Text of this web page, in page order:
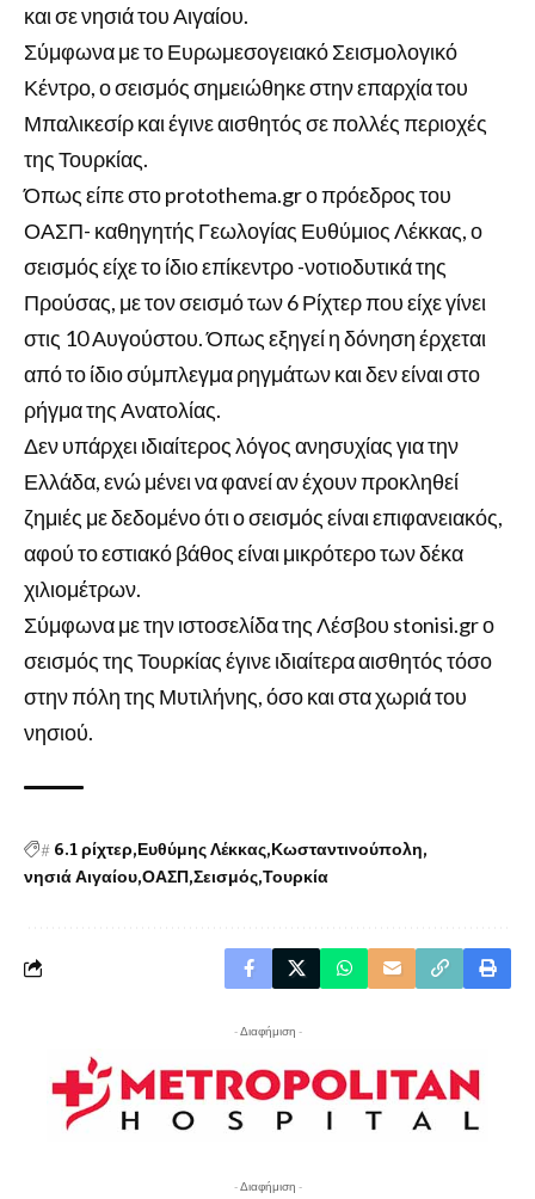
και σε νησιά του Αιγαίου.
Σύμφωνα με το Ευρωμεσογειακό Σεισμολογικό
Κέντρο, ο σεισμός σημειώθηκε στην επαρχία του
Μπαλικεσίρ και έγινε αισθητός σε πολλές περιοχές
της Τουρκίας.
Όπως είπε στο protothema.gr ο πρόεδρος του
ΟΑΣΠ- καθηγητής Γεωλογίας Ευθύμιος Λέκκας, ο
σεισμός είχε το ίδιο επίκεντρο -νοτιοδυτικά της
Προύσας, με τον σεισμό των 6 Ρίχτερ που είχε γίνει
στις 10 Αυγούστου. Όπως εξηγεί η δόνηση έρχεται
από το ίδιο σύμπλεγμα ρηγμάτων και δεν είναι στο
ρήγμα της Ανατολίας.
Δεν υπάρχει ιδιαίτερος λόγος ανησυχίας για την
Ελλάδα, ενώ μένει να φανεί αν έχουν προκληθεί
ζημιές με δεδομένο ότι ο σεισμός είναι επιφανειακός,
αφού το εστιακό βάθος είναι μικρότερο των δέκα
χιλιομέτρων.
Σύμφωνα με την ιστοσελίδα της Λέσβου stonisi.gr ο
σεισμός της Τουρκίας έγινε ιδιαίτερα αισθητός τόσο
στην πόλη της Μυτιλήνης, όσο και στα χωριά του
νησιού.
# 6.1 ρίχτερ Ευθύμης Λέκκας Κωσταντινούπολη
νησιά Αιγαίου ΟΑΣΠ Σεισμός Τουρκία
- Διαφήμιση -
- Διαφήμιση -